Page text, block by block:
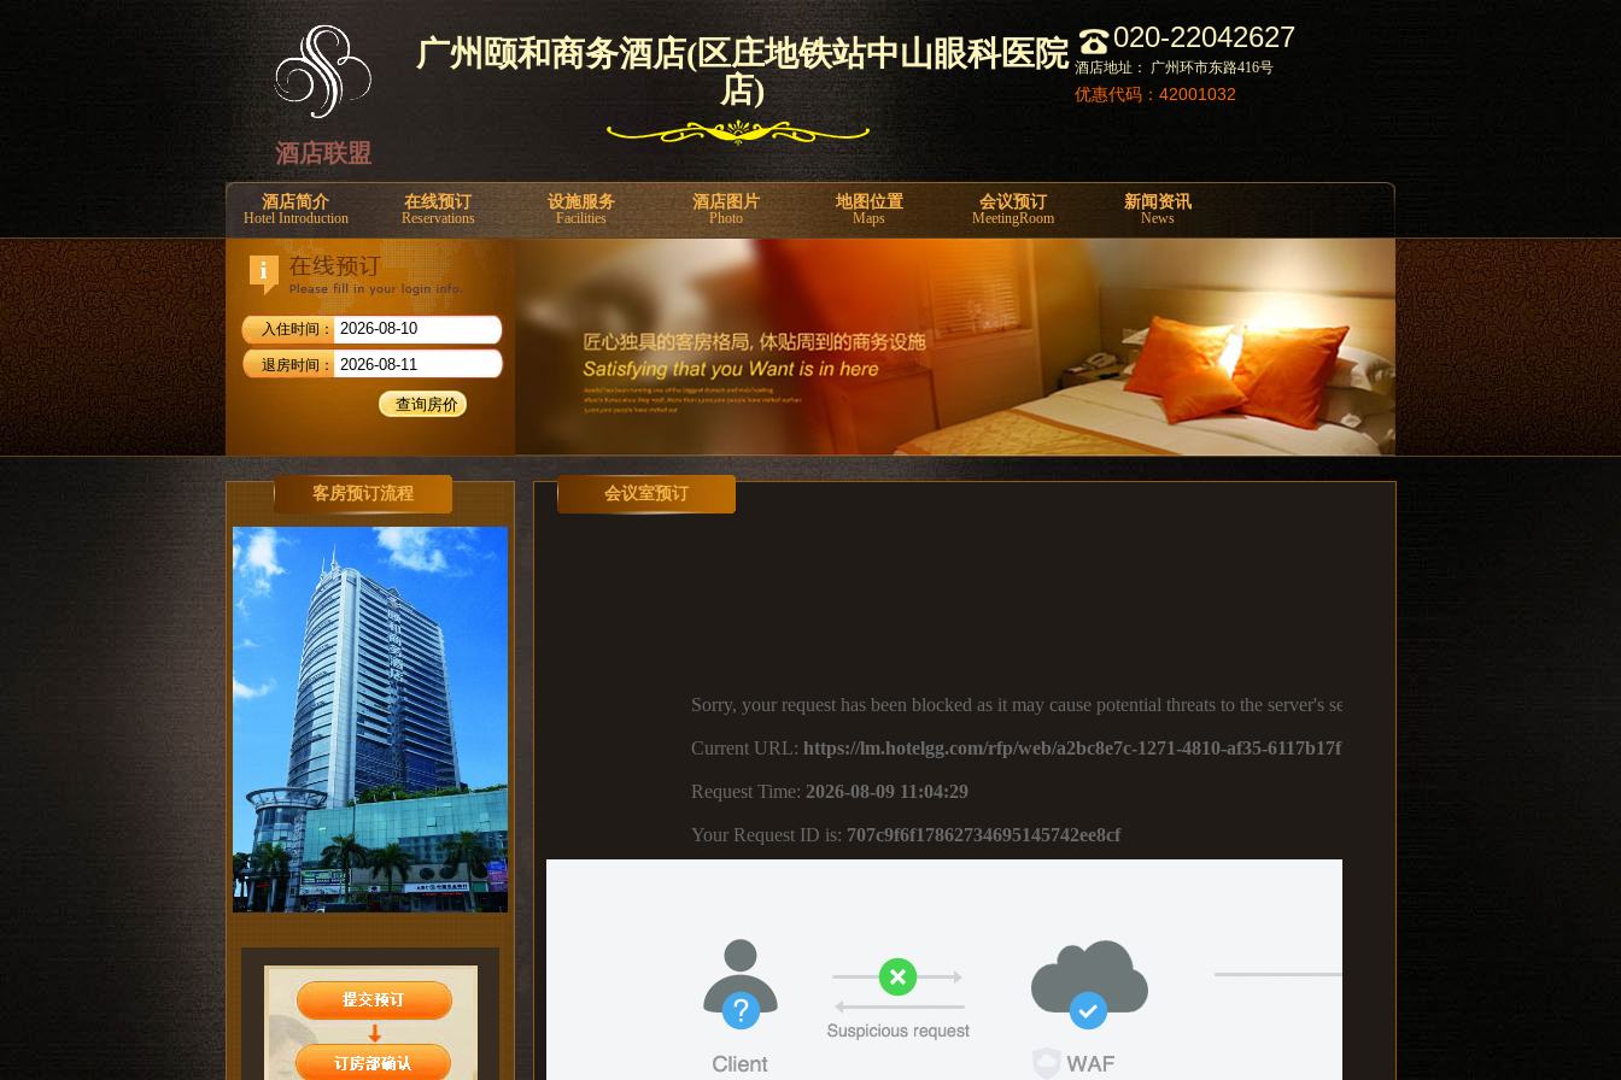
酒店联盟
广州颐和商务酒店(区庄地铁站中山眼科医院
店)
020-22042627
酒店地址： 广州环市东路416号
优惠代码：42001032
酒店简介
Hotel Introduction
在线预订
Reservations
设施服务
Facilities
酒店图片
Photo
地图位置
Maps
会议预订
MeetingRoom
新闻资讯
News
入住时间：
退房时间：
客房预订流程 会议室预订